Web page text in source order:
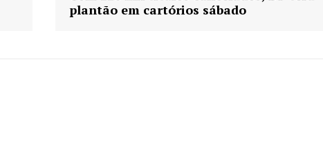
plantão em cartórios sábado